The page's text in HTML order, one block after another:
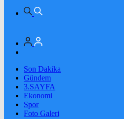
Son Dakika
Gündem
3.SAYFA
Ekonomi
Spor
Foto Galeri